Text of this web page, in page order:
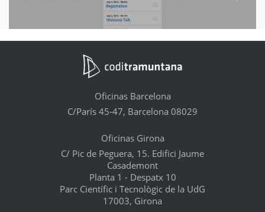
Oficinas Barcelona
C/París 45-47, Barcelona 08029
Oficinas Girona
C/ Pic de Peguera, 15. Edifici Jaume
Casademont
Planta 1 - Despatx 10
Parc Científic i Tecnològic de la UdG
17003, Girona